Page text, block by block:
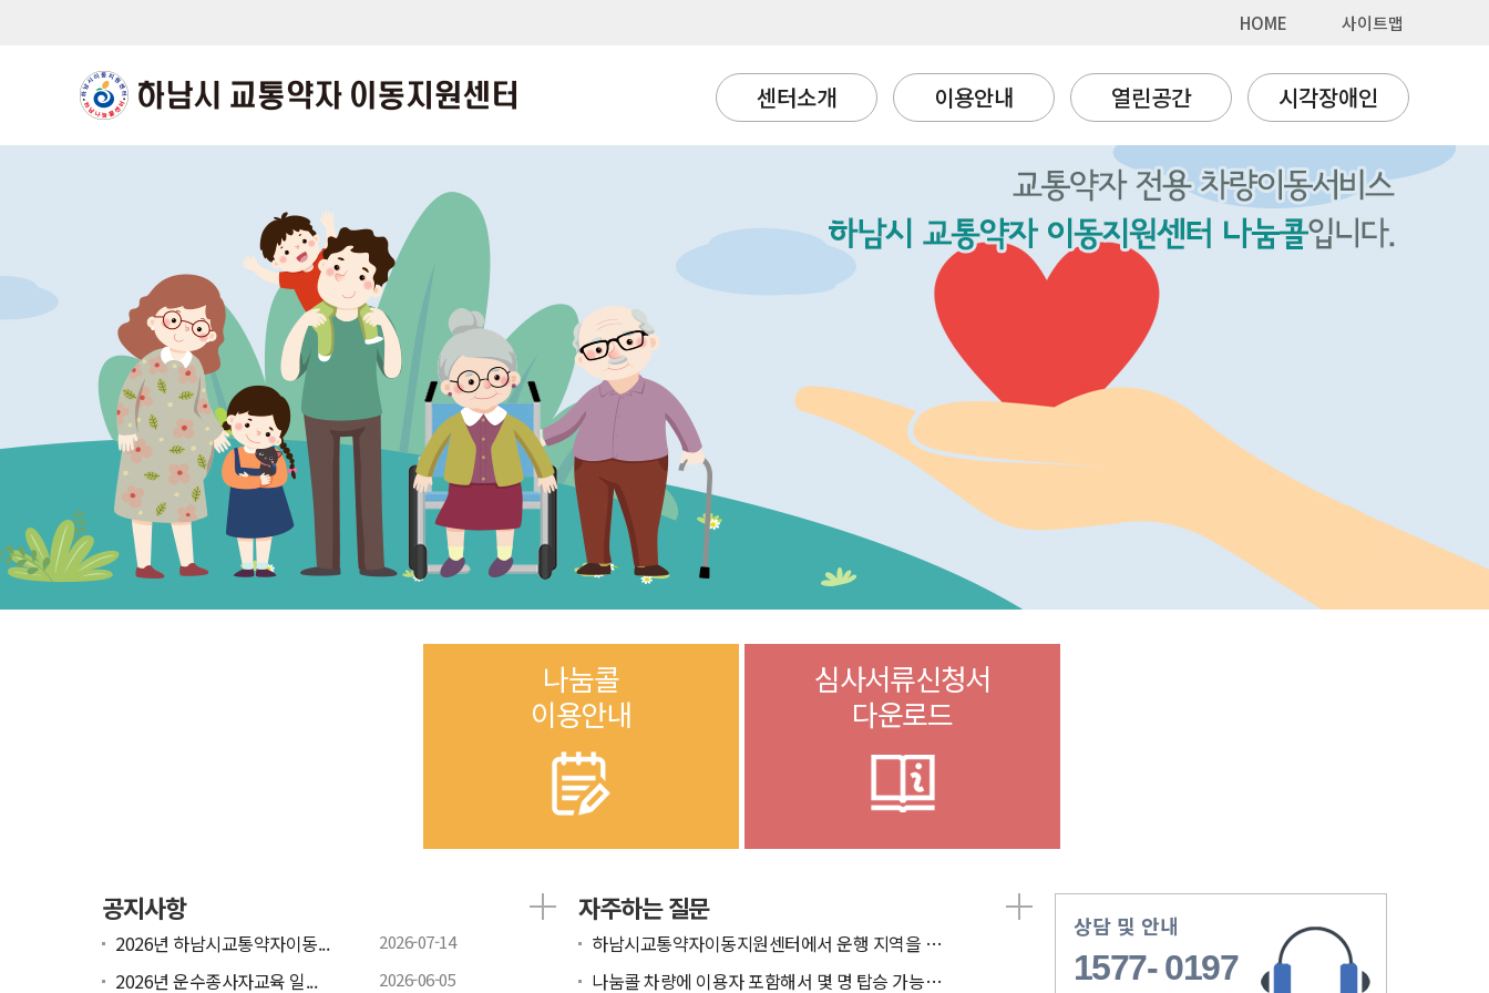
HOME 사이트맵
센터소개 이용안내 열린공간 시각장애인
나눔콜
이용안내
심사서류신청서
다운로드
공지사항
2026년 하남시교통약자이동... 2026-07-14
2026년 운수종사자교육 일... 2026-06-05
자주하는 질문
하남시교통약자이동지원센터에서 운행 지역을 알고 싶...
나눔콜 차량에 이용자 포함해서 몇 명 탑승 가능한가...
상담 및 안내
1577- 0197